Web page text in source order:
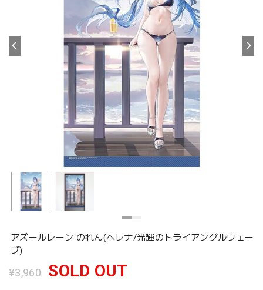
アズールレーン のれん(ヘレナ/光輝のトライアングルウェー
ブ)
¥3,960 SOLD OUT